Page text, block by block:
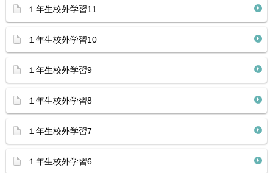
１年生校外学習11
１年生校外学習10
１年生校外学習9
１年生校外学習8
１年生校外学習7
１年生校外学習6